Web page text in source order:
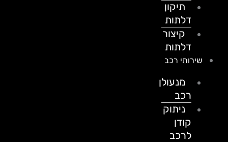
תיקון
דלתות
קיצור
דלתות
שירותי רכב
מנעולן
ניתוק
לרכב